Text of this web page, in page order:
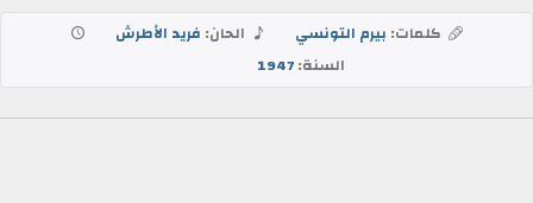
كلمات: بيرم التونسي الحان: فريد الأطرش
السنة:1947